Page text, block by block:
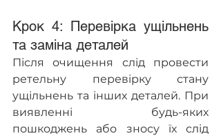
Крок 4: Перевірка ущільнень
та заміна деталей
Після очищення слід провести
ретельну перевірку стану
ущільнень та інших деталей. При
виявленні будь-яких
пошкоджень або зносу їх слід